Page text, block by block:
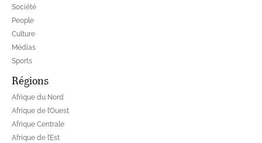
Société
People
Culture
Médias
Sports
Régions
Afrique du Nord
Afrique de l’Ouest
Afrique Centrale
Afrique de l’Est